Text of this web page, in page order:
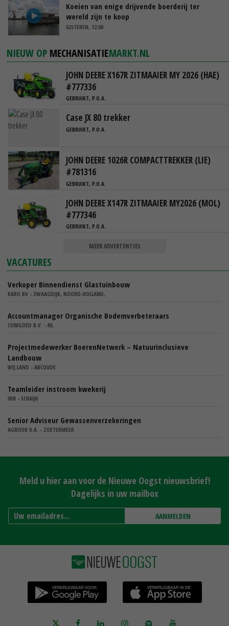
Koeien van enige drijvende boerderij ter
wereld zijn te koop
GISTEREN, 12:00
NIEUW OP MECHANISATIEMARKT.NL
JOHN DEERE X167R ZITMAAIER MY 2026 (HAE)
#777336
GEBRUIKT, P.O.A.
Case JX 80 trekker
GEBRUIKT, P.O.A.
JOHN DEERE 1026R COMPACTTREKKER (LIE)
#781316
GEBRUIKT, P.O.A.
JOHN DEERE X147R ZITMAAIER MY2026 (MOL)
#777346
GEBRUIKT, P.O.A.
MEER ADVERTENTIES
VACATURES
Verkoper Binnendienst Glastuinbouw
KARO BV - ZWAAGDIJK, NOORD-HOLLAND,
Accountmanager Organische Bodemverbeteraars
COMGOED B.V. - NL
Projectmedewerker BoerenNetwerk – Natuurinclusieve
Landbouw
WIJ.LAND - ABCOUDE
Teamleider instroom kwekerij
IBN - SCHAIJK
Senior Adviseur Gewassenverzekeringen
AGRIVER U.A. - ZOETERMEER
Meld u hier aan voor de Nieuwe Oogst nieuwsbrief!
Dagelijks in uw mailbox
AANMELDEN